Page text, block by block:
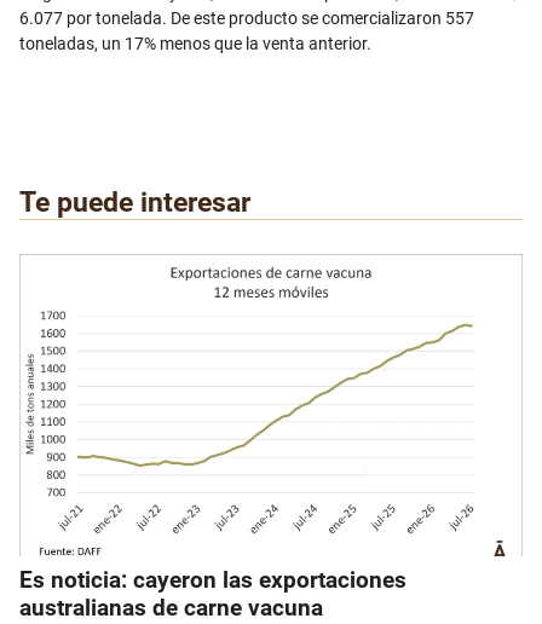
6.077 por tonelada. De este producto se comercializaron 557
toneladas, un 17% menos que la venta anterior.
Te puede interesar
Es noticia: cayeron las exportaciones
australianas de carne vacuna